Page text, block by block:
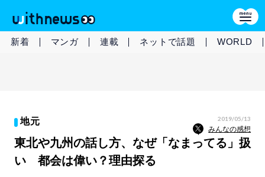
新着 マンガ 連載 ネットで話題 WORLD
地元 2019/05/13
みんなの感想
東北や九州の話し方、なぜ「なまってる」扱
い 都会は偉い？理由探る